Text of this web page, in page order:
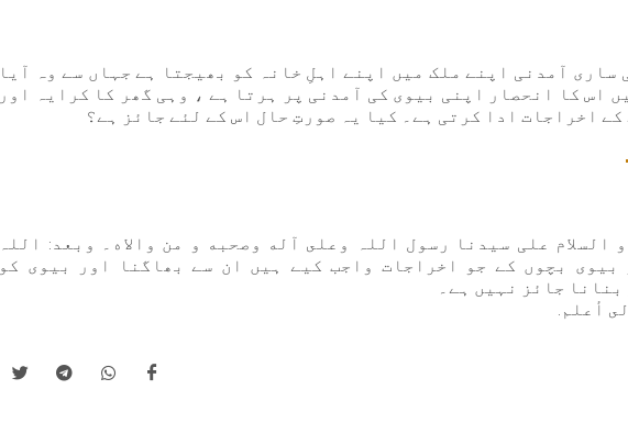
ساری آمدنی اپنے ملک میں اپنے اہلِ خانہ کو بھیجتا ہے جہاں سے وہ آیا
اس کا انحصار اپنی بیوی کی آمدنی پر ہرتا ہے ، وہی گھر کا کرایہ اور
اخراجات ادا کرتی ہے۔ کیا یہ صورتِ حال اس کے لئے جائز ہے؟
السلام علی سيدنا رسول اللہ وعلى آله وصحبه و من والاه۔ وبعد: اللہ
بیوی بچوں کے جو اخراجات واجب کیے ہیں ان سے بھاگنا اور بیوی کو
جائز نہیں ہے۔
أعلم.